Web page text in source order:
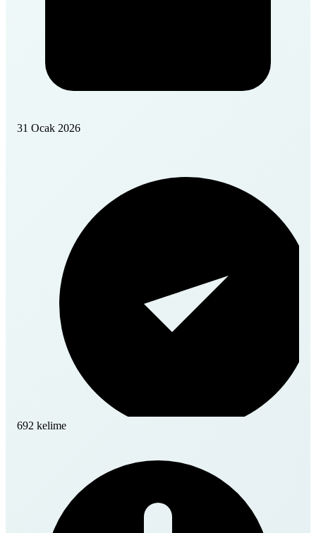
31 Ocak 2026
692 kelime